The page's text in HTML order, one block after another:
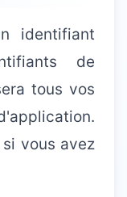
identifiant
de
tous vos
vous avez